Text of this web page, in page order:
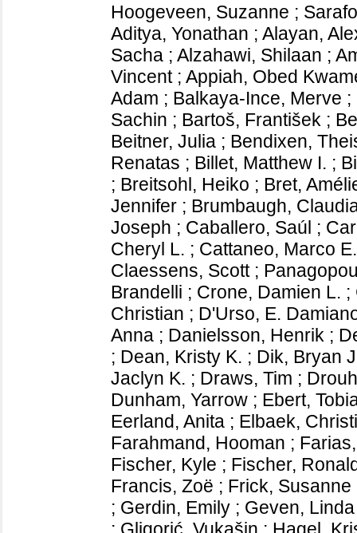
Hoogeveen, Suzanne ;
Aditya, Yonathan ; Alayan,
Sacha ; Alzahawi, Shilaan ;
Vincent; Appiah, Obed
Adam ; Balkaya-Ince, Merve ;
Sachin ; Bartoš, František ;
Beitner, Julia ; Bendixen,
Renatas ; Billet, Matthew I. ;
; Breitsohl, Heiko ; Bret,
Jennifer ; Brumbaugh,
Joseph ; Caballero, Saúl ;
Cheryl L. ; Cattaneo, Marco
Claessens, Scott;
Brandelli ; Crone, Damien L. ;
Christian ; D'Urso, E.
Anna ; Danielsson, Henrik ;
; Dean, Kristy K. ; Dik, Bryan
Jaclyn K. ; Draws, Tim ;
Dunham, Yarrow ; Ebert,
Eerland, Anita ; Elbaek,
Farahmand, Hooman ;
Fischer, Kyle ; Fischer,
Francis, Zoë ; Frick, Susanne
; Gerdin, Emily ; Geven, Linda
; Gligorić, Vukašin ; Hagel,